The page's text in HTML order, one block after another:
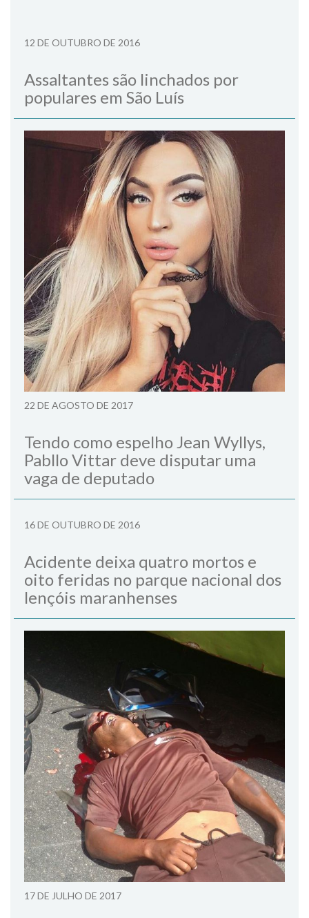
12 DE OUTUBRO DE 2016
Assaltantes são linchados por
populares em São Luís
22 DE AGOSTO DE 2017
Tendo como espelho Jean Wyllys,
Pabllo Vittar deve disputar uma
vaga de deputado
16 DE OUTUBRO DE 2016
Acidente deixa quatro mortos e
oito feridas no parque nacional dos
lençóis maranhenses
17 DE JULHO DE 2017